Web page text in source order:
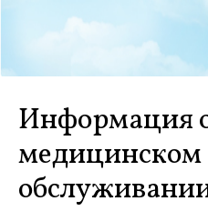
Информация
медицинском